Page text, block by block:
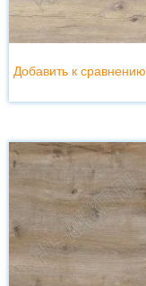
Добавить к сравнению